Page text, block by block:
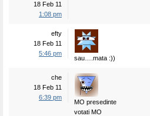
18 Feb 11
1:08 pm
efty
18 Feb 11
5:46 pm
sau….mata :))
che
18 Feb 11
6:39 pm
MO presedinte
votati MO